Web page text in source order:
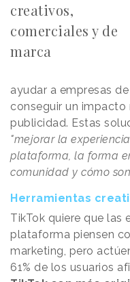
creativos,
comerciales y de
marca
ayudar a empresas
conseguir un impacto
publicidad. Estas
"mejorar la
plataforma, la forma
comunidad y cómo
Herramientas
TikTok quiere que las
plataforma piensen
marketing, pero
61% de los usuarios